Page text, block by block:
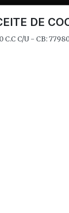
C/U - CB:
DE
C.C C/U - CB: